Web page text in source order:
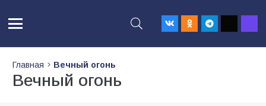
Главная Вечный огонь
Вечный огонь